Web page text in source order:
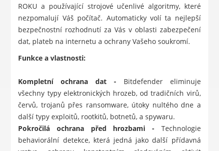
ROKU a používající strojové učenlivé algoritmy, které
nezpomalují Váš počítač. Automaticky volí ta nejlepší
bezpečnostní rozhodnutí za Vás v oblasti zabezpečení
dat, plateb na internetu a ochrany Vašeho soukromí.
Funkce a vlastnosti:
Kompletní ochrana dat - Bitdefender eliminuje
všechny typy elektronických hrozeb, od tradičních virů,
červů, trojanů přes ransomware, útoky nultého dne a
další typy exploitů, rootkitů, botnetů, a spywaru.
Pokročilá ochrana před hrozbami - Technologie
behaviorální detekce, která jedná jako další přídavná